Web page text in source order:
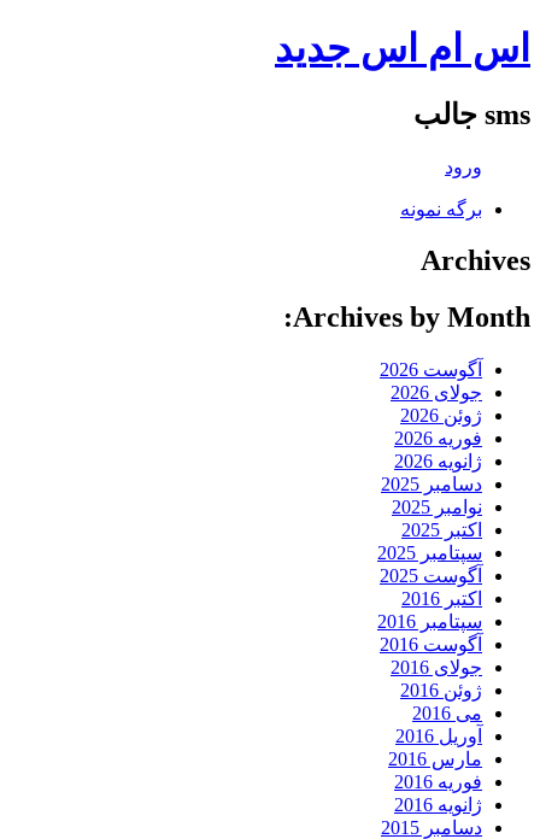
اس ام اس جدید
sms جالب
ورود
برگه نمونه
Archives
Archives by Month:
آگوست 2026
جولای 2026
ژوئن 2026
فوریه 2026
ژانویه 2026
دسامبر 2025
نوامبر 2025
اکتبر 2025
سپتامبر 2025
آگوست 2025
اکتبر 2016
سپتامبر 2016
آگوست 2016
جولای 2016
ژوئن 2016
می 2016
آوریل 2016
مارس 2016
فوریه 2016
ژانویه 2016
دسامبر 2015